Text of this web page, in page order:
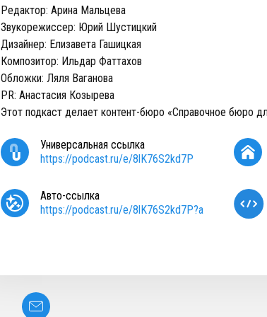
Редактор: Арина Мальцева
Звукорежиссер: Юрий Шустицкий
Дизайнер: Елизавета Гашицкая
Композитор: Ильдар Фаттахов
Обложки: Ляля Ваганова
PR: Анастасия Козырева
Этот подкаст делает контент-бюро «Справочное бюро
Универсальная ссылка
https://podcast.ru/e/8lK76S2kd7P
Авто-ссылка
https://podcast.ru/e/8lK76S2kd7P?a